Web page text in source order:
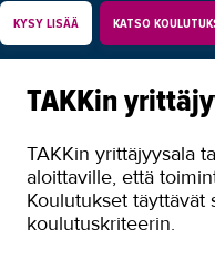
Kone- ja
Kuljetus ja
KYSY LISÄÄ KATSO
TAKKin
TAKKin yrittäjyysala
aloittaville, että
Koulutukset täyttävät
koulutuskriteerin.